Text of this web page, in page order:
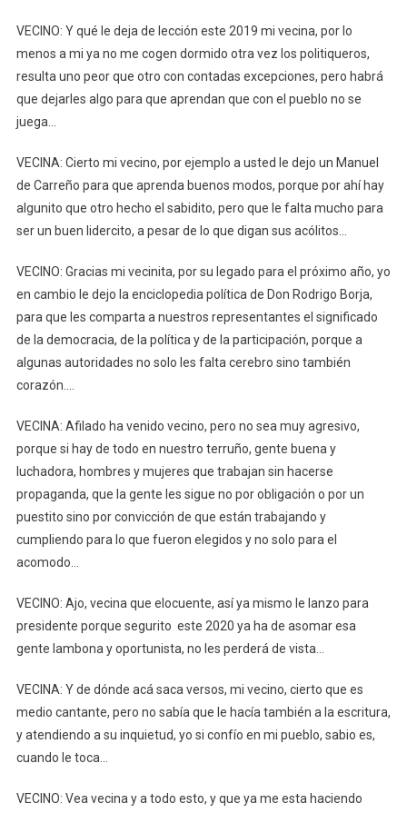
VECINO: Y qué le deja de lección este 2019 mi vecina, por lo
menos a mi ya no me cogen dormido otra vez los politiqueros,
resulta uno peor que otro con contadas excepciones, pero habrá
que dejarles algo para que aprendan que con el pueblo no se
juega…
VECINA: Cierto mi vecino, por ejemplo a usted le dejo un Manuel
de Carreño para que aprenda buenos modos, porque por ahí hay
algunito que otro hecho el sabidito, pero que le falta mucho para
ser un buen lidercito, a pesar de lo que digan sus acólitos…
VECINO: Gracias mi vecinita, por su legado para el próximo año, yo
en cambio le dejo la enciclopedia política de Don Rodrigo Borja,
para que les comparta a nuestros representantes el significado
de la democracia, de la política y de la participación, porque a
algunas autoridades no solo les falta cerebro sino también
corazón….
VECINA: Afilado ha venido vecino, pero no sea muy agresivo,
porque si hay de todo en nuestro terruño, gente buena y
luchadora, hombres y mujeres que trabajan sin hacerse
propaganda, que la gente les sigue no por obligación o por un
puestito sino por convicción de que están trabajando y
cumpliendo para lo que fueron elegidos y no solo para el
acomodo…
VECINO: Ajo, vecina que elocuente, así ya mismo le lanzo para
presidente porque segurito este 2020 ya ha de asomar esa
gente lambona y oportunista, no les perderá de vista…
VECINA: Y de dónde acá saca versos, mi vecino, cierto que es
medio cantante, pero no sabía que le hacía también a la escritura,
y atendiendo a su inquietud, yo si confío en mi pueblo, sabio es,
cuando le toca…
VECINO: Vea vecina y a todo esto, y que ya me esta haciendo